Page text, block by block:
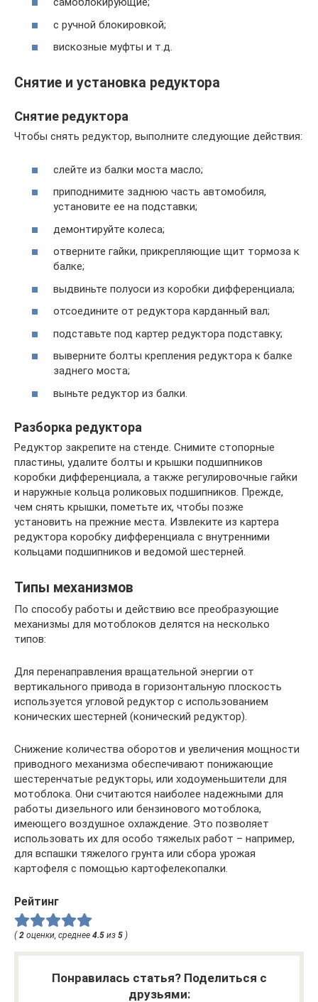
с ручной блокировкой;
вискозные муфты и т.д.
Снятие и установка редуктора
Снятие редуктора
Чтобы снять редуктор, выполните следующие действия:
слейте из балки моста масло;
приподнимите заднюю часть автомобиля,
установите ее на подставки;
демонтируйте колеса;
отверните гайки, прикрепляющие щит тормоза к
балке;
выдвиньте полуоси из коробки дифференциала;
отсоедините от редуктора карданный вал;
подставьте под картер редуктора подставку;
выверните болты крепления редуктора к балке
заднего моста;
выньте редуктор из балки.
Разборка редуктора
Редуктор закрепите на стенде. Снимите стопорные
пластины, удалите болты и крышки подшипников
коробки дифференциала, а также регулировочные гайки
и наружные кольца роликовых подшипников. Прежде,
чем снять крышки, пометьте их, чтобы позже
установить на прежние места. Извлеките из картера
редуктора коробку дифференциала с внутренними
кольцами подшипников и ведомой шестерней.
Типы механизмов
По способу работы и действию все преобразующие
механизмы для мотоблоков делятся на несколько
типов:
Для перенаправления вращательной энергии от
вертикального привода в горизонтальную плоскость
используется угловой редуктор с использованием
конических шестерней (конический редуктор).
Снижение количества оборотов и увеличения мощности
приводного механизма обеспечивают понижающие
шестеренчатые редукторы, или ходоуменьшители для
мотоблока. Они считаются наиболее надежными для
работы дизельного или бензинового мотоблока,
имеющего воздушное охлаждение. Это позволяет
использовать их для особо тяжелых работ – например,
для вспашки тяжелого грунта или сбора урожая
картофеля с помощью картофелекопалки.
Рейтинг
(2 оценки, среднее 4.5 из 5 )
Понравилась статья? Поделиться с
друзьями: